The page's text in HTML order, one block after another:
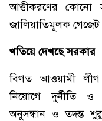
আত্তীকরণের কোনো
জালিয়াতিমূলক গেজেট
খতিয়ে দেখছে সরকার
বিগত আওয়ামী লীগ
নিয়োগে দুর্নীতি
অনুসন্ধান ও তদন্ত